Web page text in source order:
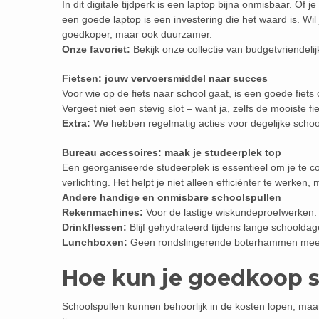
In dit digitale tijdperk is een laptop bijna onmisbaar. Of
een goede laptop is een investering die het waard is.
goedkoper, maar ook duurzamer.
Onze favoriet: Bekijk onze collectie van
Fietsen: jouw vervoersmiddel naar succes
Voor wie op de fiets naar school gaat, is een goede
Vergeet niet een stevig slot – want ja, zelfs de mooiste
Extra: We hebben regelmatig acties voor degelijke
Bureau accessoires: maak je studeerplek top
Een georganiseerde studeerplek is essentieel om je te
verlichting. Het helpt je niet alleen efficiënter te werken,
Andere handige en onmisbare schoolspullen
Rekenmachines: Voor de lastige wiskundeproefwerken.
Drinkflessen: Blijf gehydrateerd tijdens lange
Lunchboxen: Geen rondslingerende boterhammen
Hoe kun je goedkoop
Schoolspullen kunnen behoorlijk in de kosten lopen,